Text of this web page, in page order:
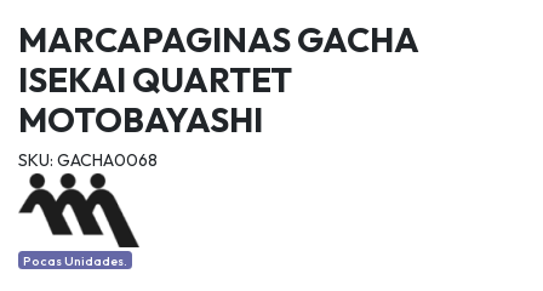
MARCAPAGINAS GACHA
ISEKAI QUARTET
MOTOBAYASHI
SKU: GACHA0068
Pocas Unidades.